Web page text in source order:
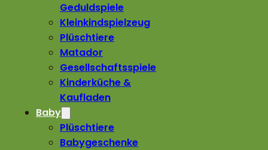
Geduldspiele
Kleinkindspielzeug
Plüschtiere
Matador
Gesellschaftsspiele
Kinderküche &
Kaufladen
Baby
Plüschtiere
Babygeschenke